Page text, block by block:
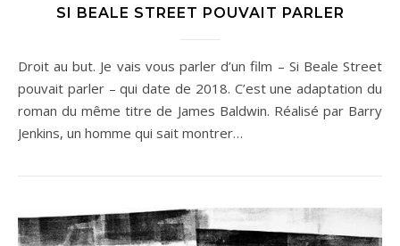
SI BEALE STREET POUVAIT PARLER
Droit au but. Je vais vous parler d’un film – Si Beale Street
pouvait parler – qui date de 2018. C’est une adaptation du
roman du même titre de James Baldwin. Réalisé par Barry
Jenkins, un homme qui sait montrer…